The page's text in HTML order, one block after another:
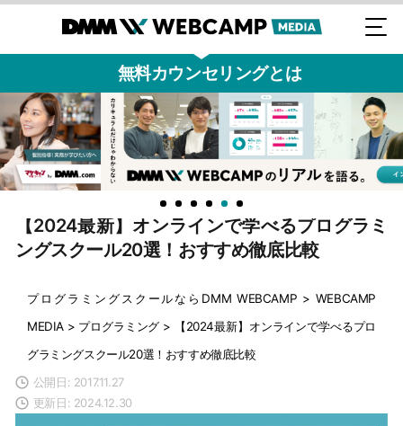
無料カウンセリングとは
【2024最新】オンラインで学べるプログラミ
ングスクール20選！おすすめ徹底比較
プログラミングスクールならDMM WEBCAMP > WEBCAMP
MEDIA > プログラミング >
【2024最新】オンラインで学べるプロ
グラミングスクール20選！おすすめ徹底比較
公開日: 2017.11.27
更新日: 2024.12.30